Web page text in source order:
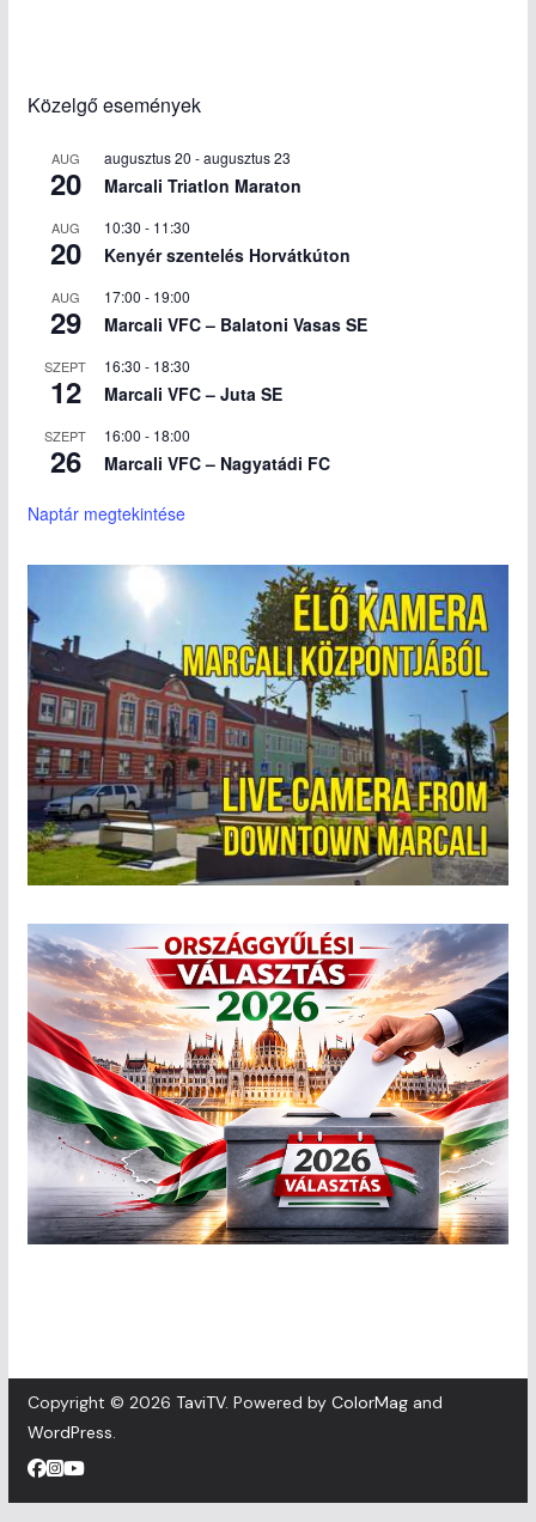
Közelgő események
AUG
20
augusztus 20 -augusztus 23
Marcali Triatlon Maraton
AUG
20
10:30 - 11:30
Kenyér szentelés Horvátkúton
AUG
29
17:00 - 19:00
Marcali VFC – Balatoni Vasas SE
SZEPT
12
16:30 - 18:30
Marcali VFC – Juta SE
SZEPT
26
16:00 - 18:00
Marcali VFC – Nagyatádi FC
Naptár megtekintése
Copyright © 2026 TaviTV. Powered by ColorMagand
WordPress.